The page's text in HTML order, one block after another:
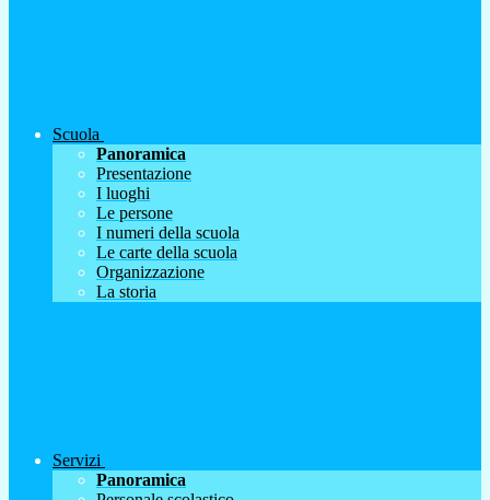
Scuola
Panoramica
Presentazione
I luoghi
Le persone
I numeri della scuola
Le carte della scuola
Organizzazione
La storia
Servizi
Panoramica